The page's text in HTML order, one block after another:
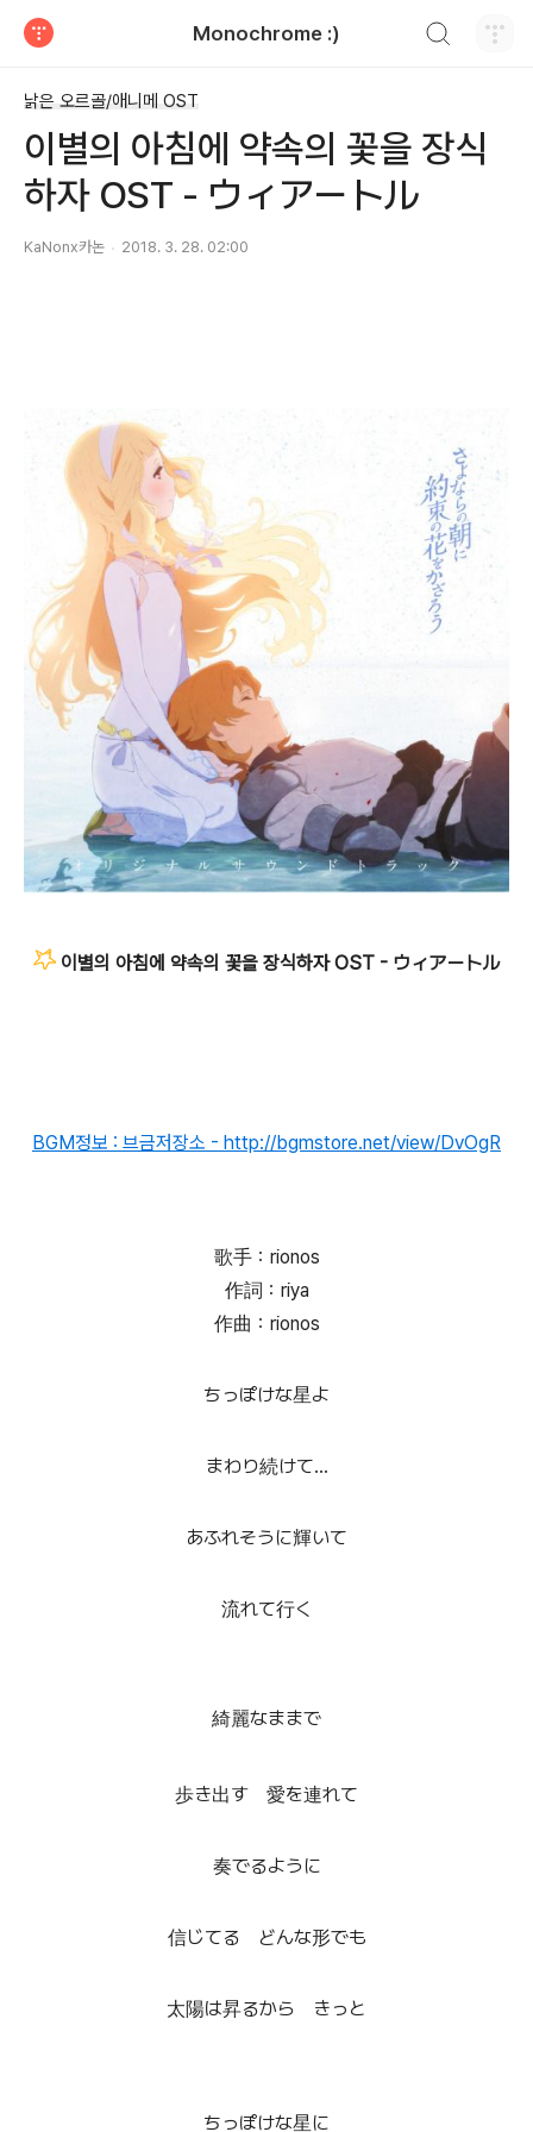
Monochrome :)
낡은 오르골/애니메 OST
이별의 아침에 약속의 꽃을 장식
하자 OST - ウィアートル
KaNonx카논 2018. 3. 28. 02:00
이별의 아침에 약속의 꽃을 장식하자 OST - ウィアートル
BGM정보 : 브금저장소 - http://bgmstore.net/view/DvOgR
歌手：rionos
作詞：riya
作曲：rionos
ちっぽけな星よ
まわり続けて...
あふれそうに輝いて
流れて行く
綺麗なままで
歩き出す 愛を連れて
奏でるように
信じてる どんな形でも
太陽は昇るから きっと
ちっぽけな星に